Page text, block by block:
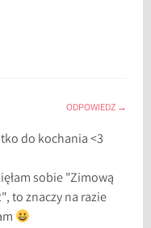
ODPOWIEDZ
do kochania <3
sobie "Zimową
to znaczy na razie